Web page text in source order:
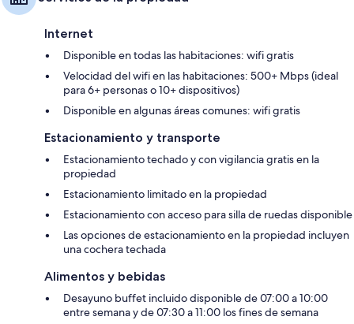
Internet
Disponible en todas las habitaciones: wifi gratis
Velocidad del wifi en las habitaciones: 500+ Mbps (ideal
para 6+ personas o 10+ dispositivos)
Disponible en algunas áreas comunes: wifi gratis
Estacionamiento y transporte
Estacionamiento techado y con vigilancia gratis en la
propiedad
Estacionamiento limitado en la propiedad
Estacionamiento con acceso para silla de ruedas disponible
Las opciones de estacionamiento en la propiedad incluyen
una cochera techada
Alimentos y bebidas
Desayuno buffet incluido disponible de 07:00 a 10:00
entre semana y de 07:30 a 11:00 los fines de semana